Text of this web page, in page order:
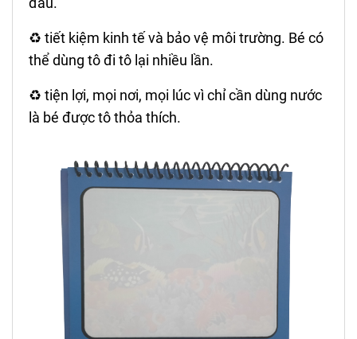
♻️ tiết kiệm kinh tế và bảo vệ môi trường. Bé có
thể dùng tô đi tô lại nhiều lần.
♻️ tiện lợi, mọi nơi, mọi lúc vì chỉ cần dùng nước
là bé được tô thỏa thích.